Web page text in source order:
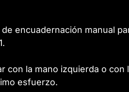
encuadernación manual
con la mano izquierda o con
esfuerzo.